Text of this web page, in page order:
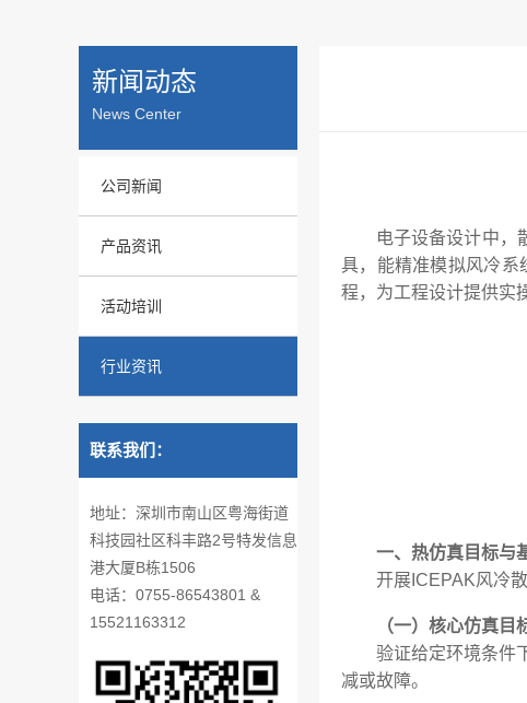
新闻动态
News Center
公司新闻
产品资讯
活动培训
行业资讯
联系我们：
地址：深圳市南山区粤海街道
科技园社区科丰路2号特发信息
港大厦B栋1506
电话：0755-86543801 &
15521163312
电子设备设计中，
具，能精准模拟风冷系
程，为工程设计提供实
一、热仿真目标与
开展ICEPAK风冷
（一）核心仿真目
验证给定环境条件
减或故障。